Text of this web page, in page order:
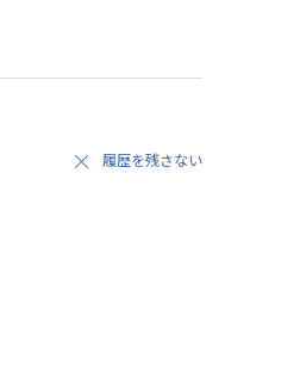
履歴を残さない